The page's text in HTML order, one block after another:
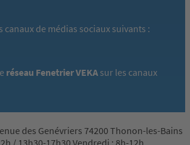
canaux de médias sociaux suivants :
réseau Fenetrier VEKA sur les canaux
des Genévriers 74200 Thonon-les-Bains